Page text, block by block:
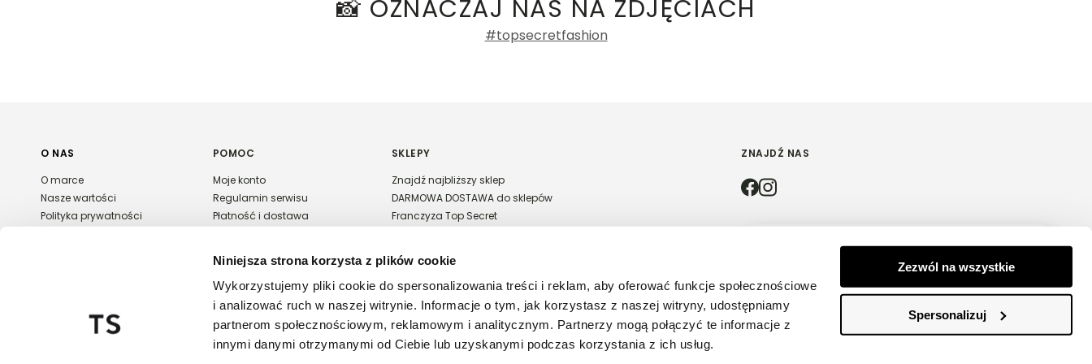
Niniejsza strona korzysta z plików cookie
Wykorzystujemy pliki cookie do spersonalizowania treści i reklam, aby oferować funkcje społecznościowe
i analizować ruch w naszej witrynie. Informacje o tym, jak korzystasz z naszej witryny, udostępniamy
partnerom społecznościowym, reklamowym i analitycznym. Partnerzy mogą połączyć te informacje z
innymi danymi otrzymanymi od Ciebie lub uzyskanymi podczas korzystania z ich usług.
Zezwól na wszystkie
Spersonalizuj
📸 OZNACZAJ NAS NA ZDJĘCIACH
#topsecretfashion
ZNAJDŹ NAS
z całego okresu
O NAS
O marce
Nasze wartości
Polityka prywatności
POMOC
Moje konto
Regulamin serwisu
Płatność i dostawa
FAQ
Export & wholesale
Regulaminy promocji
SKLEPY
Znajdź najbliższy sklep
DARMOWA DOSTAWA do sklepów
Franczyza Top Secret